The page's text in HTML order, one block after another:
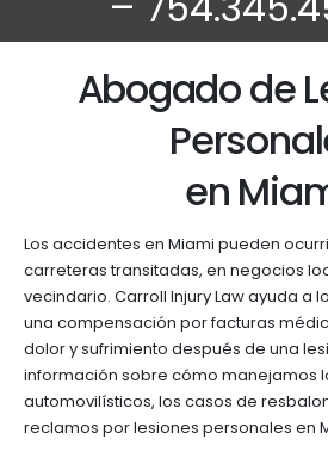
Abogado de
en
Los accidentes en Miami pueden
carreteras transitadas, en negocios
vecindario. Carroll Injury Law ayuda a
una compensación por facturas
dolor y sufrimiento después de una
información sobre cómo manejamos
automovilísticos, los casos de
reclamos por lesiones personales en